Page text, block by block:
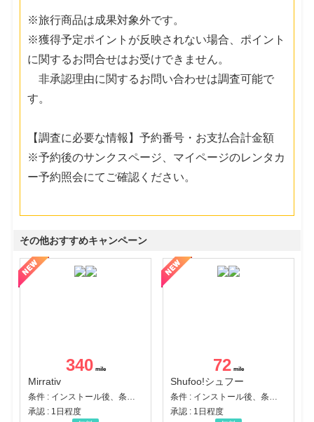
※旅行商品は成果対象外です。
※獲得予定ポイントが反映されない場合、ポイント
に関するお問合せはお受けできません。
非承認理由に関するお問い合わせは調査可能で
す。
【調査に必要な情報】予約番号・お支払合計金額
※予約後のサンクスページ、マイページのレンタカ
ー予約照会にてご確認ください。
その他おすすめキャンペーン
340
Mirrativ
条件 : インストール後、条件達成
承認 : 1日程度
72
Shufoo!シュフー
条件 : インストール後、条件達成
承認 : 1日程度